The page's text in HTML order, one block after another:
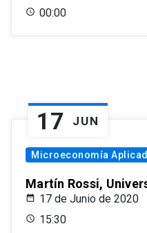
00:00
17 JUN
Microeconomía
Martín Rossi,
17 de Junio de 2020
15:30